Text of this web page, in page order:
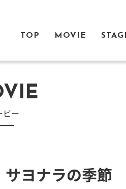
TOP MOVIE
ビー
サヨナラの季節